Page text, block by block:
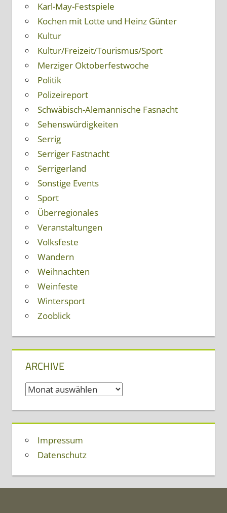
Karl-May-Festspiele
Kochen mit Lotte und Heinz Günter
Kultur
Kultur/Freizeit/Tourismus/Sport
Merziger Oktoberfestwoche
Politik
Polizeireport
Schwäbisch-Alemannische Fasnacht
Sehenswürdigkeiten
Serrig
Serriger Fastnacht
Serrigerland
Sonstige Events
Sport
Überregionales
Veranstaltungen
Volksfeste
Wandern
Weihnachten
Weinfeste
Wintersport
Zooblick
ARCHIVE
Archive
Impressum
Datenschutz